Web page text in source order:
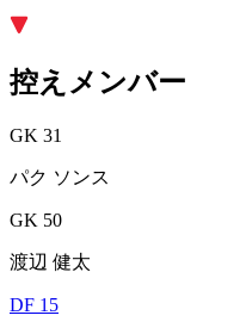
控えメンバー
GK 31
パク ソンス
GK 50
渡辺 健太
DF 15